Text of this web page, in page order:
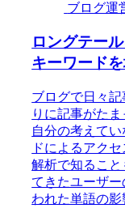
ブログ運
ロングテー
キーワード
ブログで日々
りに記事がたま
自分の考えて
ドによるアク
解析で知るこ
てきたユーザ
われた単語の影